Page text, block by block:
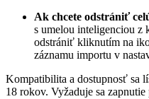
Ak chcete odstrániť
s umelou inteligenciou z
odstrániť kliknutím na
záznamu importu v
Kompatibilita a dostupnosť sa
18 rokov. Vyžaduje sa